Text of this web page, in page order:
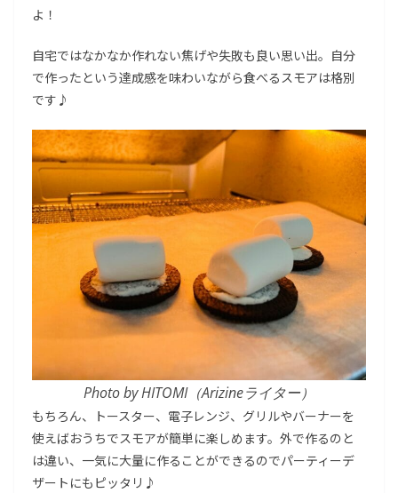
よ！
自宅ではなかなか作れない焦げや失敗も良い思い出。自分
で作ったという達成感を味わいながら食べるスモアは格別
です♪
Photo by HITOMI（Arizineライター）
もちろん、トースター、電子レンジ、グリルやバーナーを
使えばおうちでスモアが簡単に楽しめます。外で作るのと
は違い、一気に大量に作ることができるのでパーティーデ
ザートにもピッタリ♪